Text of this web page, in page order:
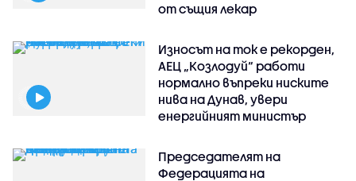
от същия лекар
Износът на ток е рекорден,
АЕЦ „Козлодуй“ работи
нормално въпреки ниските
нива на Дунав, увери
енергийният министър
Председателят на
Федерацията на